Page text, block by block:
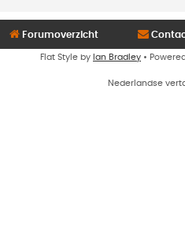
Forumoverzicht
Flat Style by Ian Bradley •
Nederlandse